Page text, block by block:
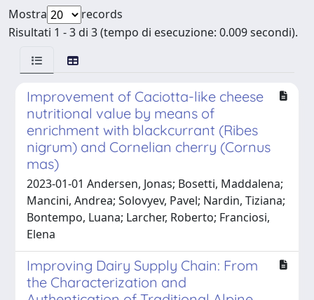
Mostra
records
Risultati 1 - 3 di 3 (tempo di esecuzione: 0.009 secondi).
Improvement of Caciotta-like cheese
nutritional value by means of
enrichment with blackcurrant (Ribes
nigrum) and Cornelian cherry (Cornus
mas)
2023-01-01 Andersen, Jonas; Bosetti, Maddalena;
Mancini, Andrea; Solovyev, Pavel; Nardin, Tiziana;
Bontempo, Luana; Larcher, Roberto; Franciosi,
Elena
Improving Dairy Supply Chain: From
the Characterization and